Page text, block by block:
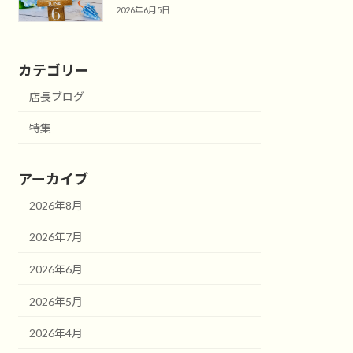
2026年6月5日
カテゴリー
店長ブログ
特集
アーカイブ
2026年8月
2026年7月
2026年6月
2026年5月
2026年4月